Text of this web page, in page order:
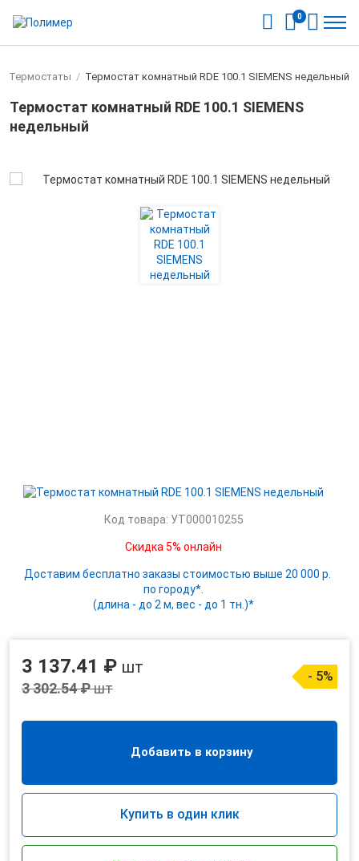
0
Термостаты / Термостат комнатный RDE 100.1 SIEMENS недельный
Термостат комнатный RDE 100.1 SIEMENS
недельный
Код товара: УТ000010255
Скидка 5% онлайн
Доставим бесплатно заказы стоимостью выше 20 000 р.
по городу*.
(длина - до 2 м, вес - до 1 тн.)*
3 137.41 ₽ шт
3 302.54 ₽шт
- 5%
Добавить в корзину
Купить в один клик